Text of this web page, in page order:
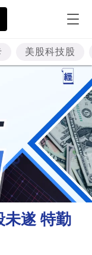
美股科技股
未遂 特勤